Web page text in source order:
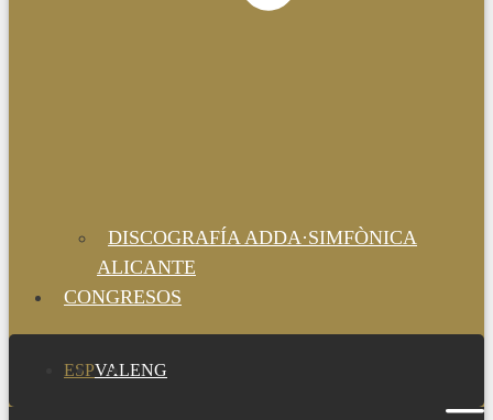
DISCOGRAFÍA ADDA·SIMFÒNICA
ALICANTE
CONGRESOS
ESPVALENG